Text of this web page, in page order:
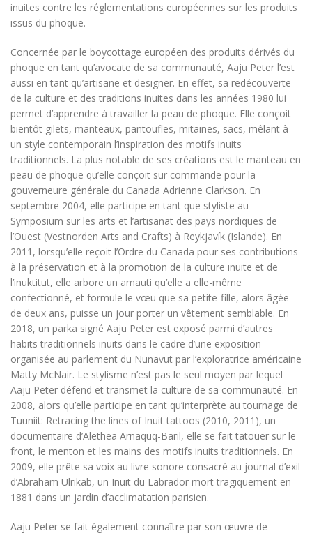
inuites contre les réglementations européennes sur les produits
issus du phoque.
Concernée par le boycottage européen des produits dérivés du
phoque en tant qu’avocate de sa communauté, Aaju Peter l’est
aussi en tant qu’artisane et designer. En effet, sa redécouverte
de la culture et des traditions inuites dans les années 1980 lui
permet d’apprendre à travailler la peau de phoque. Elle conçoit
bientôt gilets, manteaux, pantoufles, mitaines, sacs, mêlant à
un style contemporain l’inspiration des motifs inuits
traditionnels. La plus notable de ses créations est le manteau en
peau de phoque qu’elle conçoit sur commande pour la
gouverneure générale du Canada Adrienne Clarkson. En
septembre 2004, elle participe en tant que styliste au
Symposium sur les arts et l’artisanat des pays nordiques de
l’Ouest (Vestnorden Arts and Crafts) à Reykjavík (Islande). En
2011, lorsqu’elle reçoit l’Ordre du Canada pour ses contributions
à la préservation et à la promotion de la culture inuite et de
l’inuktitut, elle arbore un amauti qu’elle a elle-même
confectionné, et formule le vœu que sa petite-fille, alors âgée
de deux ans, puisse un jour porter un vêtement semblable. En
2018, un parka signé Aaju Peter est exposé parmi d’autres
habits traditionnels inuits dans le cadre d’une exposition
organisée au parlement du Nunavut par l’exploratrice américaine
Matty McNair. Le stylisme n’est pas le seul moyen par lequel
Aaju Peter défend et transmet la culture de sa communauté. En
2008, alors qu’elle participe en tant qu’interprète au tournage de
Tuuniit: Retracing the lines of Inuit tattoos (2010, 2011), un
documentaire d’Alethea Arnaquq-Baril, elle se fait tatouer sur le
front, le menton et les mains des motifs inuits traditionnels. En
2009, elle prête sa voix au livre sonore consacré au journal d’exil
d’Abraham Ulrikab, un Inuit du Labrador mort tragiquement en
1881 dans un jardin d’acclimatation parisien.
Aaju Peter se fait également connaître par son œuvre de